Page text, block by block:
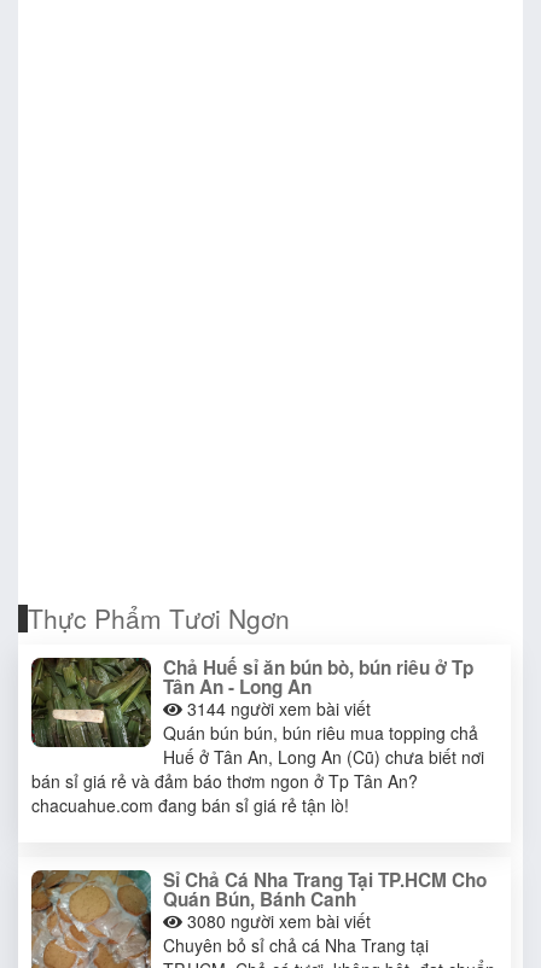
Thực Phẩm Tươi Ngơn
Chả Huế sỉ ăn bún bò, bún riêu ở Tp
Tân An - Long An
3144 người xem bài viết
Quán bún bún, bún riêu mua topping chả
Huế ở Tân An, Long An (Cũ) chưa biết nơi
bán sỉ giá rẻ và đảm báo thơm ngon ở Tp Tân An?
chacuahue.com đang bán sỉ giá rẻ tận lò!
Sỉ Chả Cá Nha Trang Tại TP.HCM Cho
Quán Bún, Bánh Canh
3080 người xem bài viết
Chuyên bỏ sỉ chả cá Nha Trang tại